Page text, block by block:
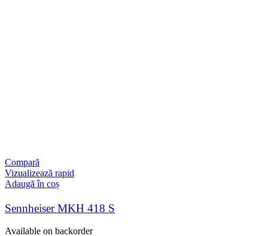
Compară
Vizualizează rapid
Adaugă în coș
Sennheiser MKH 418 S
Available on backorder